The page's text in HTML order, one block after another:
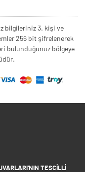
bilgileriniz 3. kişi ve
256 bit şifrelenerek
bulunduğunuz bölgeye
TESCILLI